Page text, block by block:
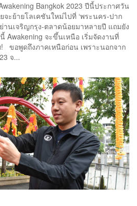
Bangkok 2023 ปีนี้ประกาศวัน
จะย้ายโลเคชันใหม่ไปที่ ‘พระนคร-ปาก
านเจริญกรุง-ตลาดน้อยมาหลายปี แถมยัง
Awakening จะขึ้นเหนือ เริ่มจัดงานที่
! ขอพูดถึงภาคเหนือก่อน เพราะนอกจาก
จ...